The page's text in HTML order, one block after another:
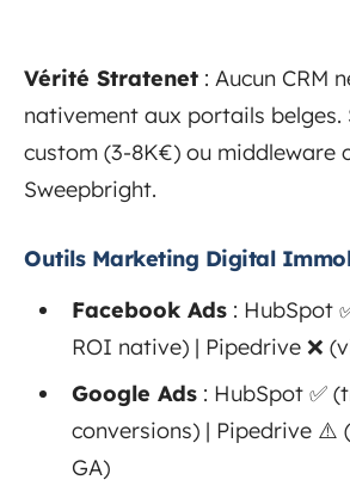
Vérité Stratenet : Aucun CRM
nativement aux portails belges.
custom (3-8K€) ou middleware
Sweepbright.
Outils Marketing Digital
Facebook Ads : HubSpot
ROI native) | Pipedrive ❌
Google Ads : HubSpot ✅
conversions) | Pipedrive ⚠️
GA)